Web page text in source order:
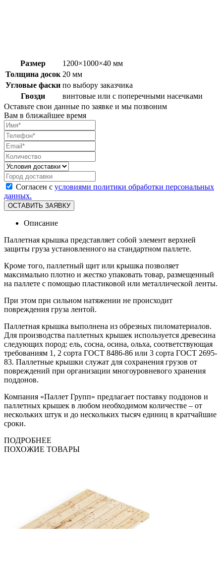
Размер
1200×1000×40 мм
Толщина досок 20 мм
Угловые фаски по выбору заказчика
Гвозди
винтовые или с поперечными насечками
Оставьте свои данные по заявке и мы позвоним
Вам в ближайшее время
Cогласен с условиями политики обработки персональных
данных.
Описание
Паллетная крышка представляет собой элемент верхней
защиты груза установленного на стандартном паллете.
Кроме того, паллетный щит или крышка позволяет
максимально плотно и жестко упаковать товар, размещенный
на паллете с помощью пластиковой или металлической ленты.
При этом при сильном натяжении не происходит
повреждения груза лентой.
Паллетная крышка выполнена из обрезных пиломатериалов.
Для производства паллетных крышек используется древесина
следующих пород: ель, сосна, осина, ольха, соответствующая
требованиям 1, 2 сорта ГОСТ 8486-86 или 3 сорта ГОСТ 2695-
83. Паллетные крышки служат для сохранения грузов от
повреждений при организации многоуровневого хранения
поддонов.
Компания «Паллет Групп» предлагает поставку поддонов и
паллетных крышек в любом необходимом количестве – от
нескольких штук и до нескольких тысяч единиц в кратчайшие
сроки.
ПОДРОБНЕЕ
ПОХОЖИЕ ТОВАРЫ